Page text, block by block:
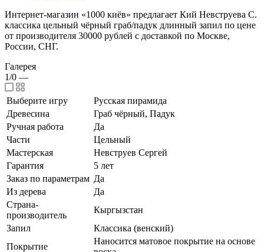
Интернет-магазин «1000 киёв» предлагает Кий Невструева С.
классика цельный чёрный граб/падук длинный запил по цене
от производителя 30000 рублей с доставкой по Москве,
России, СНГ.
Галерея
1/0 —
Выберите игру
Русская пирамида
Древесина
Граб чёрный, Падук
Ручная работа
Да
Части
Цельный
Мастерская
Невструев Сергей
Гарантия
5 лет
Заказ по параметрам Да
Из дерева
Да
Страна-
производитель
Кыргызстан
Запил
Классика (венский)
Покрытие
Наносится матовое покрытие на основе